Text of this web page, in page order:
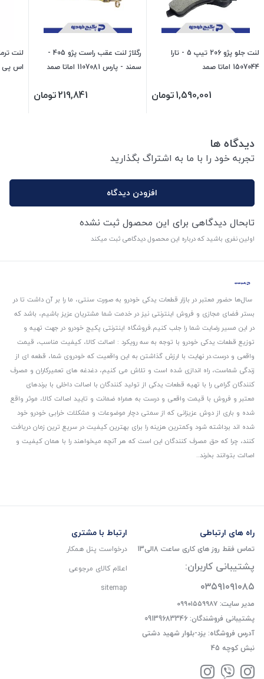
لنت جلو پژو 206 تیپ 5 - تارا
1507044 اماتا صمد
1,590,001تومان
رگلاژ لنت عقب راست پژو 405 -
سمند - پارس 1107081 اماتا صمد
219,841تومان
اس پی
دیدگاه ها
تجربه خود را با ما به اشتراگ بگذارید
افزودن دیدگاه
تابحال دیدگاهی برای این محصول ثبت نشده
اولین نفری باشید که درباره این محصول دیدگاهی ثبت میکند
سال‌ها حضور معتبر در بازار قطعات یدکی خودرو به صورت سنتی، ما را بر آن داشت تا در
بستر فضای مجازی و فروش اینترنتی نیز در خدمت شما مشتریان عزیز باشیم، باشد که
در این مسیر رضایت شما را جلب کنیم.فروشگاه اینترنتی پکیج خودرو در جهت تهیه و
توزیع قطعات یدکی خودرو با توجه به سه رویکرد : اصالت کالا، کیفیت مناسب، قیمت
واقعی و درست.در نهایت با ارزش گذاشتن به این واقعیت که خودروی شما، قطعه ای از
زندگی شماست، راه اندازی شده است و تلاش می کنیم، دغدغه های تعمیرکاران و مصرف
کنندگان گرامی را با تهیه قطعات یدکی از تولید کنندگان با اصالت داخلی با برندهای
معتبر و فروش با قیمت واقعی و درست به همراه ضمانت و تایید اصالت کالا، موثر واقع
شده و باری از دوش عزیزانی که از سمتی دچار موضوعات و مشکلات خرابی خودرو خود
شده اند برداشته شود و‌کمترین هزینه را برای بهترین کیفیت در سریع ترین زمان دریافت
کنند، چرا که حق مصرف کنندگان این است که هر آنچه میخواهند را با همان کیفیت و
اصالت بتوانند بخرند..
راه های ارتباطی
تماس فقط روز های کاری ساعت 8الی13
پشتیبانی کاربران:
۰۳۵۹۱۰۹۱۰۸۵
مدیر سایت: ۰۹۹۰۱۵۵۹۹۸۷
پشتیبانی فروشندگان: 09139683346
آدرس فروشگاه: یزد-بلوار شهید دشتی
نبش کوچه 45
ارتباط با مشتری
درخواست پنل همکار
اعلام کالای مرجوعی
sitemap